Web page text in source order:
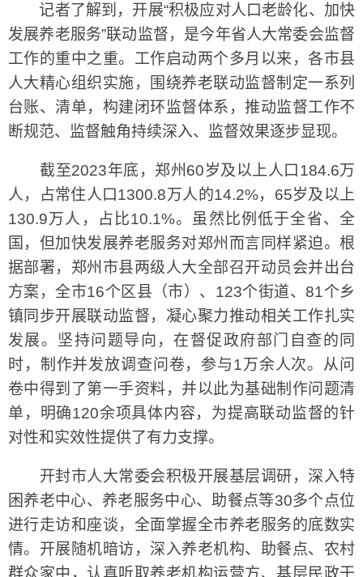
记者了解到，开展“积极应对人口老龄化、加快
发展养老服务”联动监督，是今年省人大常委会监督
工作的重中之重。工作启动两个多月以来，各市县
人大精心组织实施，围绕养老联动监督制定一系列
台账、清单，构建闭环监督体系，推动监督工作不
断规范、监督触角持续深入、监督效果逐步显现。
截至2023年底，郑州60岁及以上人口184.6万
人，占常住人口1300.8万人的14.2%，65岁及以上
130.9万人，占比10.1%。虽然比例低于全省、全
国，但加快发展养老服务对郑州而言同样紧迫。根
据部署，郑州市县两级人大全部召开动员会并出台
方案，全市16个区县（市）、123个街道、81个乡
镇同步开展联动监督，凝心聚力推动相关工作扎实
发展。坚持问题导向，在督促政府部门自查的同
时，制作并发放调查问卷，参与1万余人次。从问
卷中得到了第一手资料，并以此为基础制作问题清
单，明确120余项具体内容，为提高联动监督的针
对性和实效性提供了有力支撑。
开封市人大常委会积极开展基层调研，深入特
困养老中心、养老服务中心、助餐点等30多个点位
进行走访和座谈，全面掌握全市养老服务的底数实
情。开展随机暗访，深入养老机构、助餐点、农村
群众家中，认真听取养老机构运营方、基层民政干